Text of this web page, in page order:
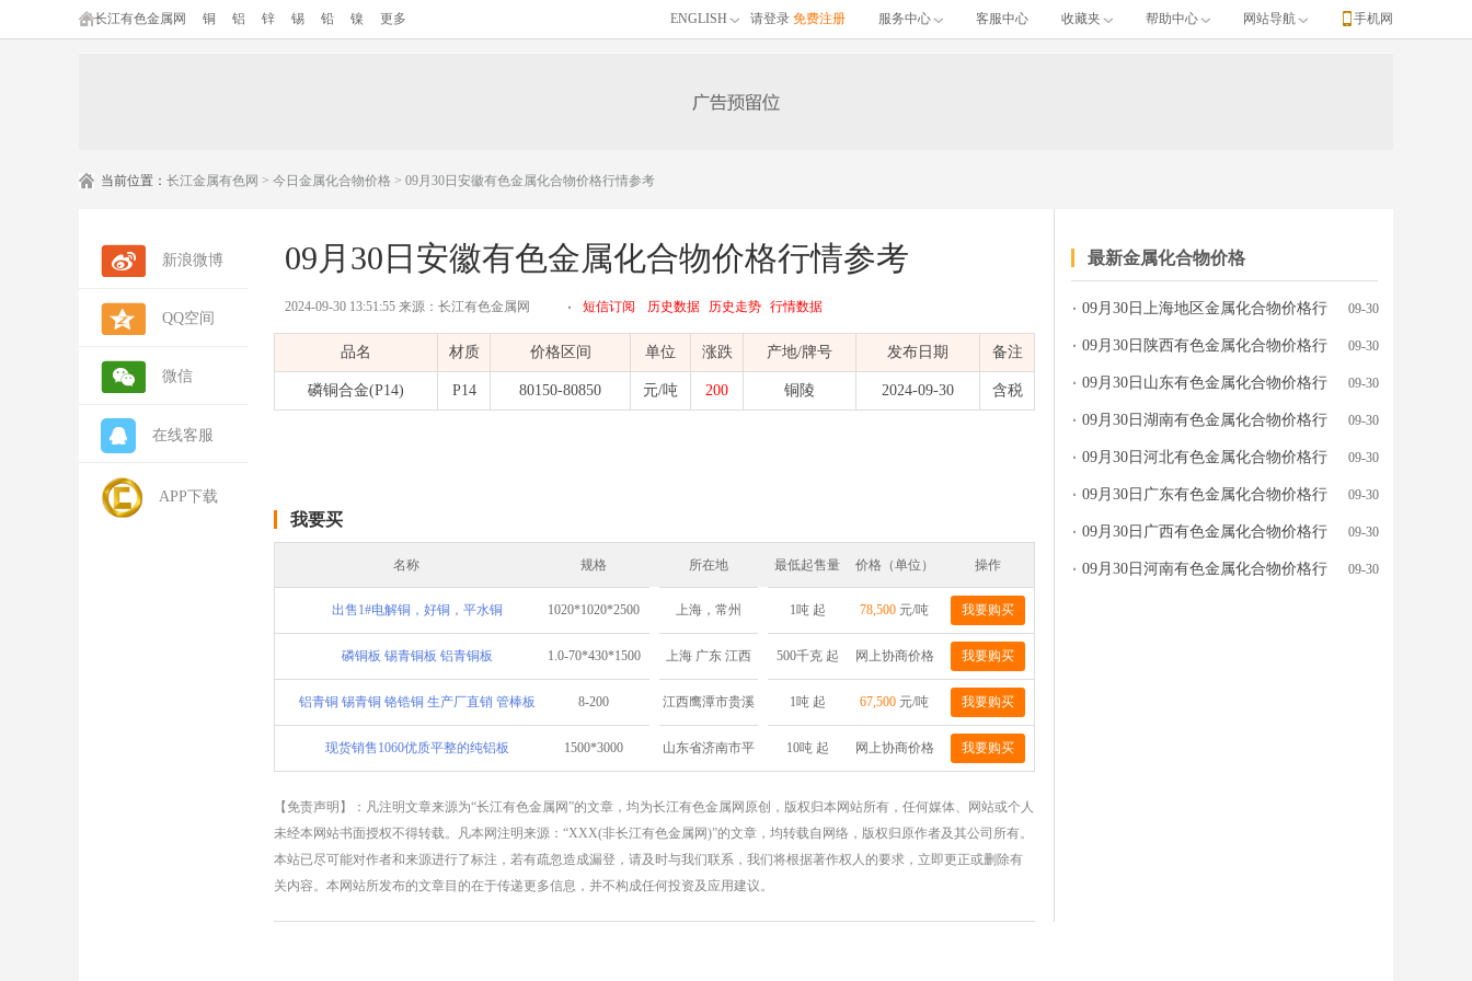
长江有色金属网 铜 铝 锌 锡 铅 镍 更多 ENGLISH 请登录 免费注册 服务中心 客服中心 收藏夹 帮助中心 网站导航 手机网
当前位置： 长江金属有色网 > 今日金属化合物价格 > 09月30日安徽有色金属化合物价格行情参考
新浪微博
QQ空间
微信
在线客服
APP下载
09月30日安徽有色金属化合物价格行情参考
2024-09-30 13:51:55 来源：长江有色金属网 短信订阅 历史数据 历史走势 行情数据
品名 材质 价格区间 单位 涨跌 产地/牌号 发布日期 备注
磷铜合金(P14) P14 80150-80850 元/吨 200 铜陵 2024-09-30 含税
我要买
名称 规格 所在地 最低起售量 价格（单位） 操作
出售1#电解铜，好铜，平水铜 1020*1020*2500 上海，常州 1吨 起 78,500 元/吨 我要购买
磷铜板 锡青铜板 铝青铜板 1.0-70*430*1500 上海 广东 江西 500千克 起 网上协商价格 我要购买
铝青铜 锡青铜 铬锆铜 生产厂直销 管棒板 8-200 江西鹰潭市贵溪
市铜产业循环经
1吨 起 67,500 元/吨 我要购买
现货销售1060优质平整的纯铝板 1500*3000 山东省济南市平
化园济南弘达铝
业有限公司成品
仓库
10吨 起 网上协商价格 我要购买
【免责声明】：凡注明文章来源为“长江有色金属网”的文章，均为长江有色金属网原创，版权归本网站所有，任何媒体、网站或个人
未经本网站书面授权不得转载。凡本网注明来源：“XXX(非长江有色金属网)”的文章，均转载自网络，版权归原作者及其公司所有。
本站已尽可能对作者和来源进行了标注，若有疏忽造成漏登，请及时与我们联系，我们将根据著作权人的要求，立即更正或删除有
关内容。本网站所发布的文章目的在于传递更多信息，并不构成任何投资及应用建议。
最新金属化合物价格
09月30日上海地区金属化合物价格行
情参考
09-30
09月30日陕西有色金属化合物价格行
情参考
09-30
09月30日山东有色金属化合物价格行
情参考
09-30
09月30日湖南有色金属化合物价格行
情参考
09-30
09月30日河北有色金属化合物价格行
情参考
09-30
09月30日广东有色金属化合物价格行
情参考
09-30
09月30日广西有色金属化合物价格行
情参考
09-30
09月30日河南有色金属化合物价格行
09-30